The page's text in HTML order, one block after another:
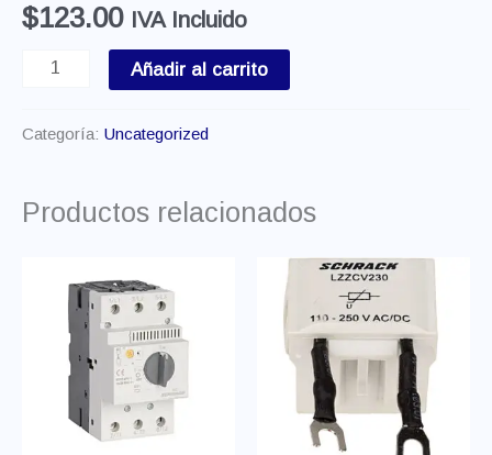
$123.00 IVA Incluido
Añadir al carrito
Categoría: Uncategorized
Productos relacionados